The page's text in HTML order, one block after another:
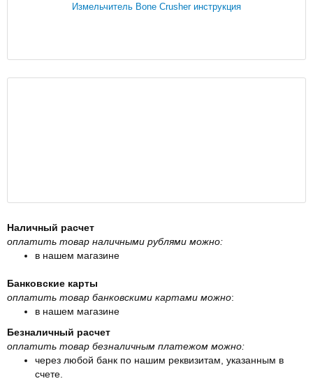
Измельчитель Bone Crusher инструкция
Наличный расчет
оплатить товар наличными рублями можно:
в нашем магазине
Банковские карты
оплатить товар банковскими картами можно:
в нашем магазине
Безналичный расчет
оплатить товар безналичным платежом можно:
через любой банк по нашим реквизитам, указанным в
счете.